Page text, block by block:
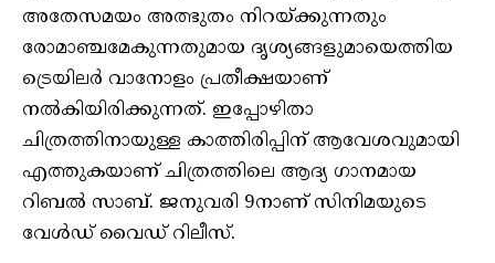
അതേസമയം അത്ഭുതം നിറയ്ക്കുന്നതും
രോമാഞ്ചമേകുന്നതുമായ ദൃശ്യങ്ങളുമായെത്തിയ
ട്രെയിലർ വാനോളം പ്രതീക്ഷയാണ്
നൽകിയിരിക്കുന്നത്. ഇപ്പോഴിതാ
ചിത്രത്തിനായുള്ള കാത്തിരിപ്പിന് ആവേശവുമായി
എത്തുകയാണ് ചിത്രത്തിലെ ആദ്യ ഗാനമായ
റിബൽ സാബ്. ജനുവരി 9നാണ് സിനിമയുടെ
വേൾഡ് വൈഡ് റിലീസ്.